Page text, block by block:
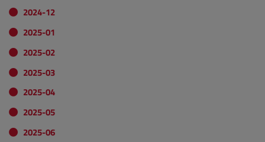
2024-12
2025-01
2025-02
2025-03
2025-04
2025-05
2025-06